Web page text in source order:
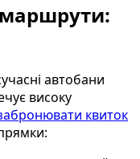
маршрути:
автобани
високу
квиток